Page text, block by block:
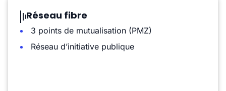
Réseau fibre
3 points de mutualisation (PMZ)
Réseau d’initiative publique